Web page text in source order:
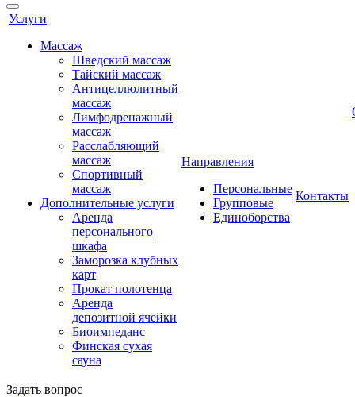
Услуги
Массаж
Шведский массаж
Тайский массаж
Антицеллюлитный
массаж
Лимфодренажный
массаж
Расслабляющий
массаж
Спортивный
массаж
Дополнительные услуги
Аренда
персонального
шкафа
Заморозка клубных
карт
Прокат полотенца
Аренда
депозитной ячейки
Биоимпеданс
Финская сухая
сауна
Направления
Персональные
Групповые
Единоборства
Контакты
Задать вопрос